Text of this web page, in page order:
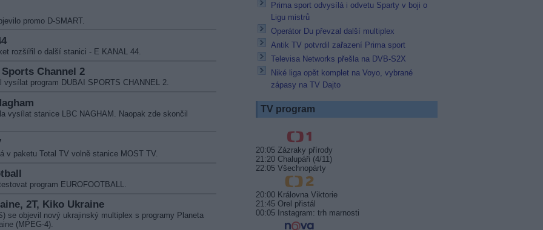
promo D-SMART.
rozšířil o další stanici - E KANAL 44.
Channel 2
program DUBAI SPORTS CHANNEL 2.
vysílat stanice LBC NAGHAM. Naopak zde skončil
v paketu Total TV volně stanice MOST TV.
program EUROFOOTBALL.
2T, Kiko Ukraine
se objevil nový ukrajinský multiplex s programy Planeta
(MPEG-4).
Prima sport odvysílá i odvetu Sparty v boji o
Ligu mistrů
Operátor Du převzal další multiplex
Antik TV potvrdil zařazení Prima sport
Televisa Networks přešla na DVB-S2X
Niké liga opět komplet na Voyo, vybrané
zápasy na TV Dajto
TV program
20:05 Zázraky přírody
21:20 Chalupáři (4/11)
22:05 Všechnopárty
20:00 Královna Viktorie
21:45 Orel přistál
00:05 Instagram: trh marnosti